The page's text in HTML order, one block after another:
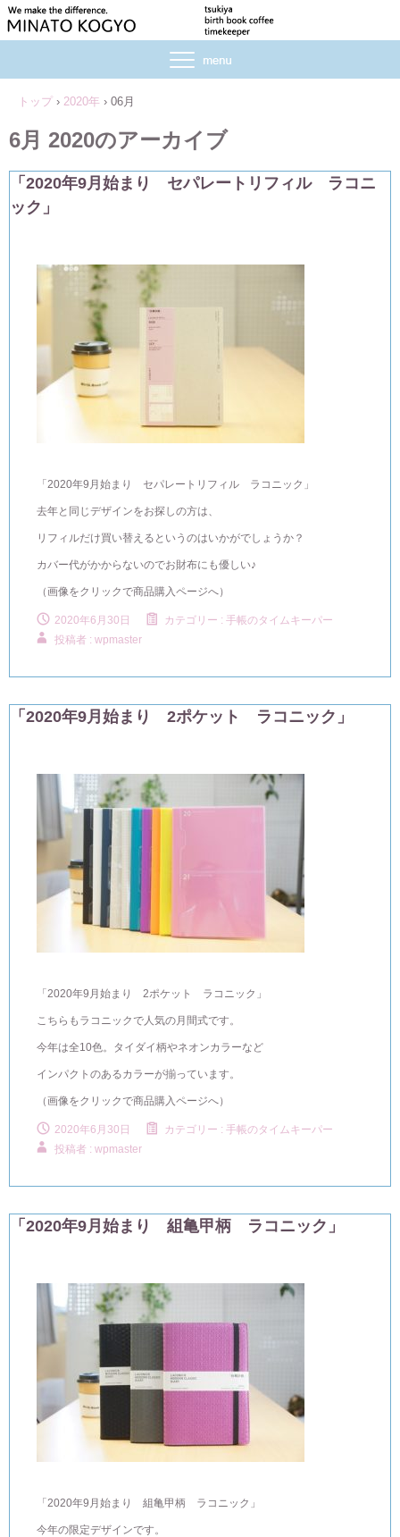
トップ › 2020年 › 06月
6月 2020のアーカイブ
「2020年9月始まり セパレートリフィル ラコニ
ック」
「2020年9月始まり セパレートリフィル ラコニック」
去年と同じデザインをお探しの方は、
リフィルだけ買い替えるというのはいかがでしょうか？
カバー代がかからないのでお財布にも優しい♪
（画像をクリックで商品購入ページへ）
2020年6月30日 カテゴリー : 手帳のタイムキーパー
投稿者 : wpmaster
「2020年9月始まり 2ポケット ラコニック」
「2020年9月始まり 2ポケット ラコニック」
こちらもラコニックで人気の月間式です。
今年は全10色。タイダイ柄やネオンカラーなど
インパクトのあるカラーが揃っています。
（画像をクリックで商品購入ページへ）
2020年6月30日 カテゴリー : 手帳のタイムキーパー
投稿者 : wpmaster
「2020年9月始まり 組亀甲柄 ラコニック」
「2020年9月始まり 組亀甲柄 ラコニック」
今年の限定デザインです。